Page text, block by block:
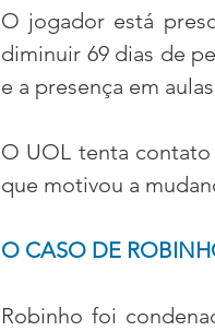
O jogador está
diminuir 69 dias de
e a presença em
O UOL tenta
que motivou a
O CASO DE
Robinho foi